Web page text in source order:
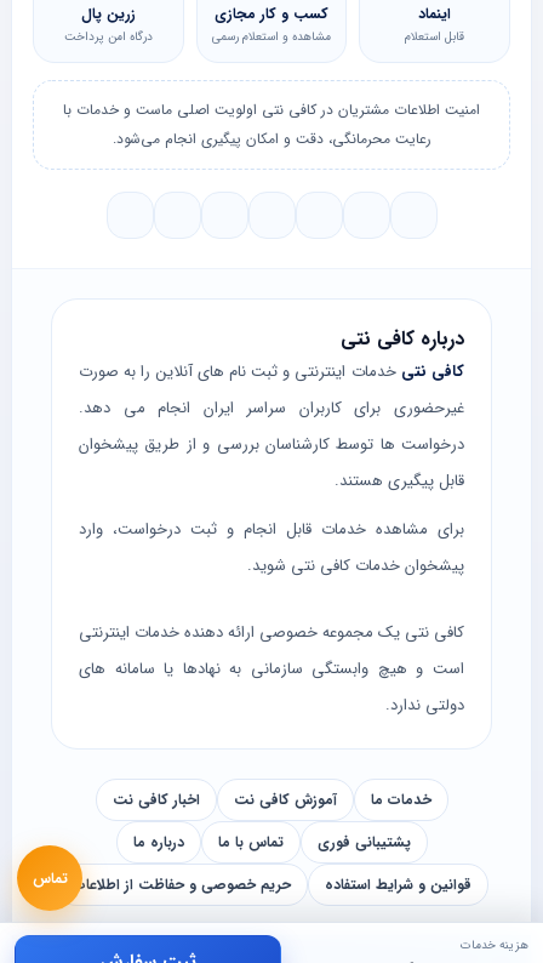
هزینه خدمات
تماس
اینماد
قابل استعلام
کسب و کار مجازی
مشاهده و استعلام رسمی
زرین پال
درگاه امن پرداخت
امنیت اطلاعات مشتریان در کافی نتی اولویت اصلی ماست و خدمات با
رعایت محرمانگی، دقت و امکان پیگیری انجام می‌شود.
درباره کافی نتی
کافی نتی خدمات اینترنتی و ثبت نام های آنلاین را به صورت
غیرحضوری برای کاربران سراسر ایران انجام می دهد.
درخواست ها توسط کارشناسان بررسی و از طریق پیشخوان
قابل پیگیری هستند.
برای مشاهده خدمات قابل انجام و ثبت درخواست، وارد
پیشخوان خدمات کافی نتی شوید.
کافی نتی یک مجموعه خصوصی ارائه دهنده خدمات اینترنتی
است و هیچ وابستگی سازمانی به نهادها یا سامانه های
دولتی ندارد.
خدمات ما آموزش کافی نت
اخبار کافی نت
پشتیبانی فوری
تماس با ما
درباره ما
قوانین و شرایط استفاده
حریم خصوصی و حفاظت از اطلاعات